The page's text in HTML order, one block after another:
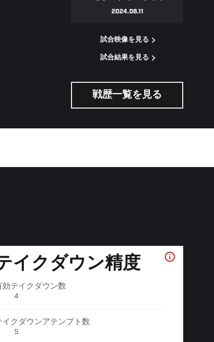
2024.08.11
試合映像を見る
試合結果を見る
戦歴一覧を見る
イクダウン精度
効テイクダウン数
4
イクダウンアテンプト数
5